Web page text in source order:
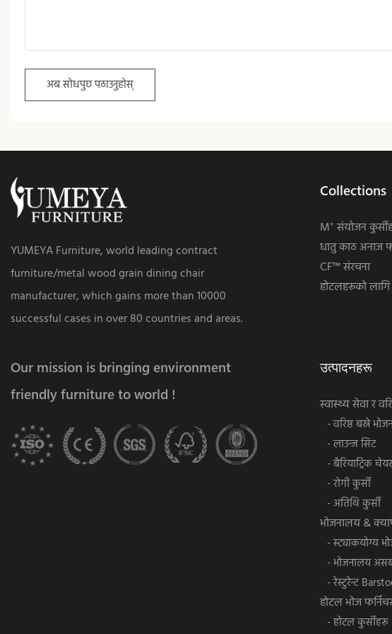
अब सोधपुछ पठाउनुहोस्
YUMEYA Furniture, world leading contract
furniture/metal wood grain dining chair
manufacturer, which gains more than 10000
successful cases in over 80 countries and areas.
Collections
M⁺ संयोजन
धातु काठ अनाज
CF™ संरचना
होटलहरूको
Our mission is bringing environment
friendly furniture to world !
उत्पादनहरू
स्वास्थ्य सेवा र
- वरिष्ठ बस्ने
- लाउन्ज सिट
- बैरियाट्रिक चेयर
- रोगी कुर्सी
- अतिथि कुर्सी
भोजनालय &
- स्ट्याकयोग्य
- भोजनालय
- रेस्टुरेन्ट
होटल भोज
- होटल कुर्सीहरू